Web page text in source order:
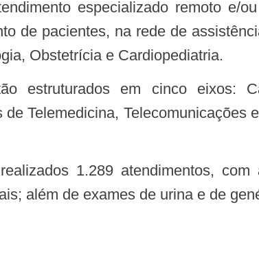
especializado remoto e/
de pacientes, na rede de
Obstetrícia e Cardiopediatria.
Telemedicina, Telecomunicações
além de exames de urina e de